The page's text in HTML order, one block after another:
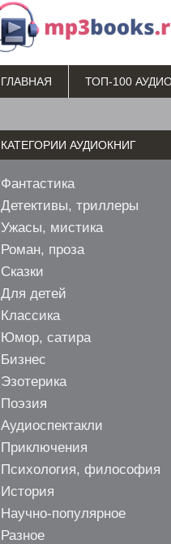
КАТЕГОРИИ АУДИОКНИГ
Фантастика
Детективы, триллеры
Ужасы, мистика
Роман, проза
Сказки
Для детей
Классика
Юмор, сатира
Бизнес
Эзотерика
Поэзия
Аудиоспектакли
Приключения
Психология, философия
История
Научно-популярное
Разное
ГЛАВНАЯ ТОП-100